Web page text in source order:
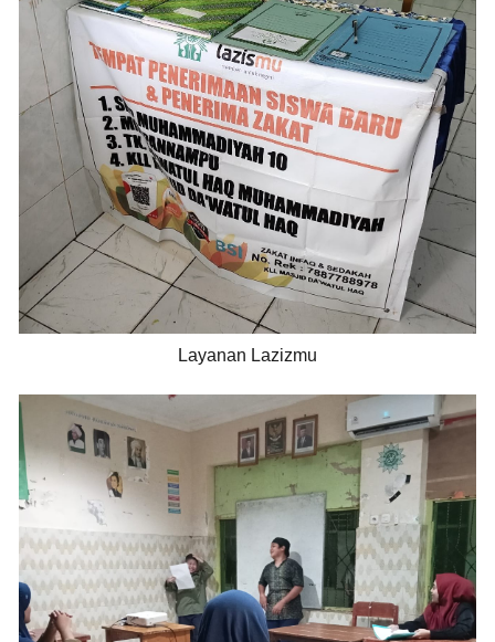
Layanan Lazizmu